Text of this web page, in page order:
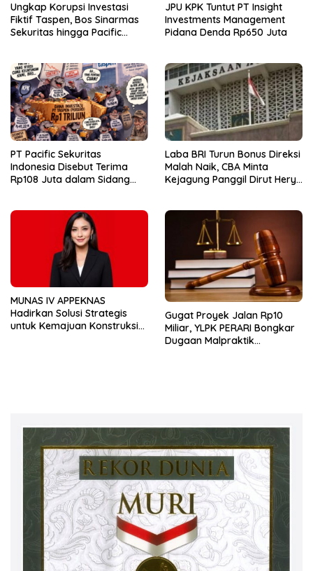
Ungkap Korupsi Investasi
Fiktif Taspen, Bos Sinarmas
Sekuritas hingga Pacific
JPU KPK Tuntut PT Insight
Investments Management
Pidana Denda Rp650 Juta
PT Pacific Sekuritas
Indonesia Disebut Terima
Rp108 Juta dalam Sidang
Laba BRI Turun Bonus Direksi
Malah Naik, CBA Minta
Kejagung Panggil Dirut Hery
MUNAS IV APPEKNAS
Hadirkan Solusi Strategis
untuk Kemajuan Konstruksi
Gugat Proyek Jalan Rp10
Miliar, YLPK PERARI Bongkar
Dugaan Malpraktik